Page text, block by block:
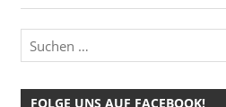
Beitrag:
FOLGE UNS AUF FACEBOOK!